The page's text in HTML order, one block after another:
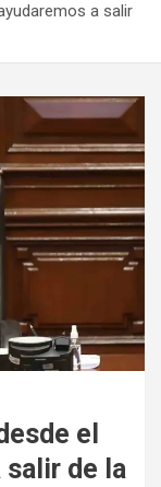
a salir
el
salir de la